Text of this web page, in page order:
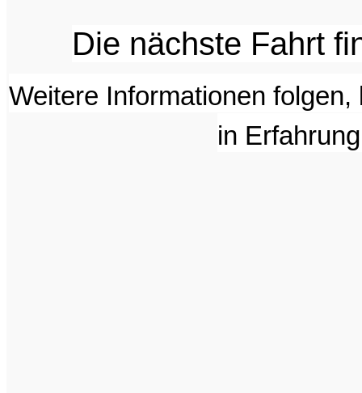
Die nächste Fahrt
Weitere Informationen
in